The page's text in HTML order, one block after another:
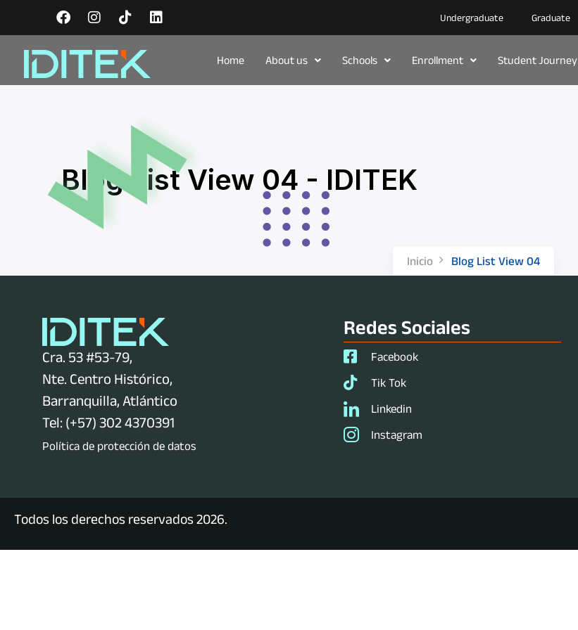
Undergraduate Graduate
Home About us Schools Enrollment Student Journey
Blog List View 04 - IDITEK
Inicio Blog List View 04
Cra. 53 #53-79,
Nte. Centro Histórico,
Barranquilla, Atlántico
Tel: (+57) 302 4370391
Política de protección de datos
Redes Sociales
Facebook
Tik Tok
Linkedin
Instagram
Todos los derechos reservados 2026.